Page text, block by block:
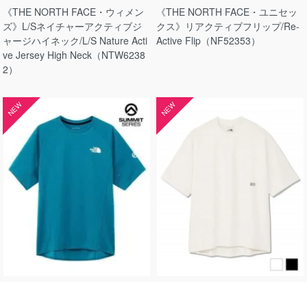
《THE NORTH FACE・ウィメン
ズ》L/Sネイチャーアクティブジ
ャージハイネック/L/S Nature Acti
ve Jersey High Neck（NTW6238
2）
《THE NORTH FACE・ユニセッ
クス》リアクティブフリップ/Re-
Active Flip（NF52353）
NEW NEW